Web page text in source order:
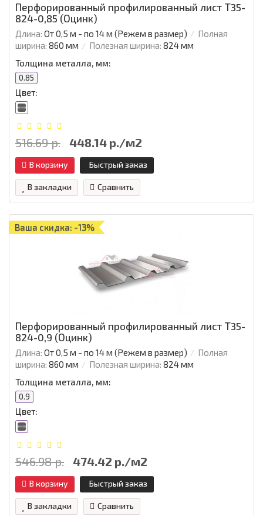
Перфорированный профилированный лист Т35-
824-0,85 (Оцинк)
Длина: От 0,5 м - по 14 м (Режем в размер)
Полная
ширина: 860 мм Полезная ширина: 824 мм
Толщина металла, мм:
0.85
Цвет:
516.69 р. 448.14 р./м2
В корзину Быстрый заказ
В закладки Сравнить
Ваша скидка: -13%
Перфорированный профилированный лист Т35-
824-0,9 (Оцинк)
Длина: От 0,5 м - по 14 м (Режем в размер)
Полная
ширина: 860 мм Полезная ширина: 824 мм
Толщина металла, мм:
0.9
Цвет:
546.98 р. 474.42 р./м2
В корзину Быстрый заказ
В закладки Сравнить